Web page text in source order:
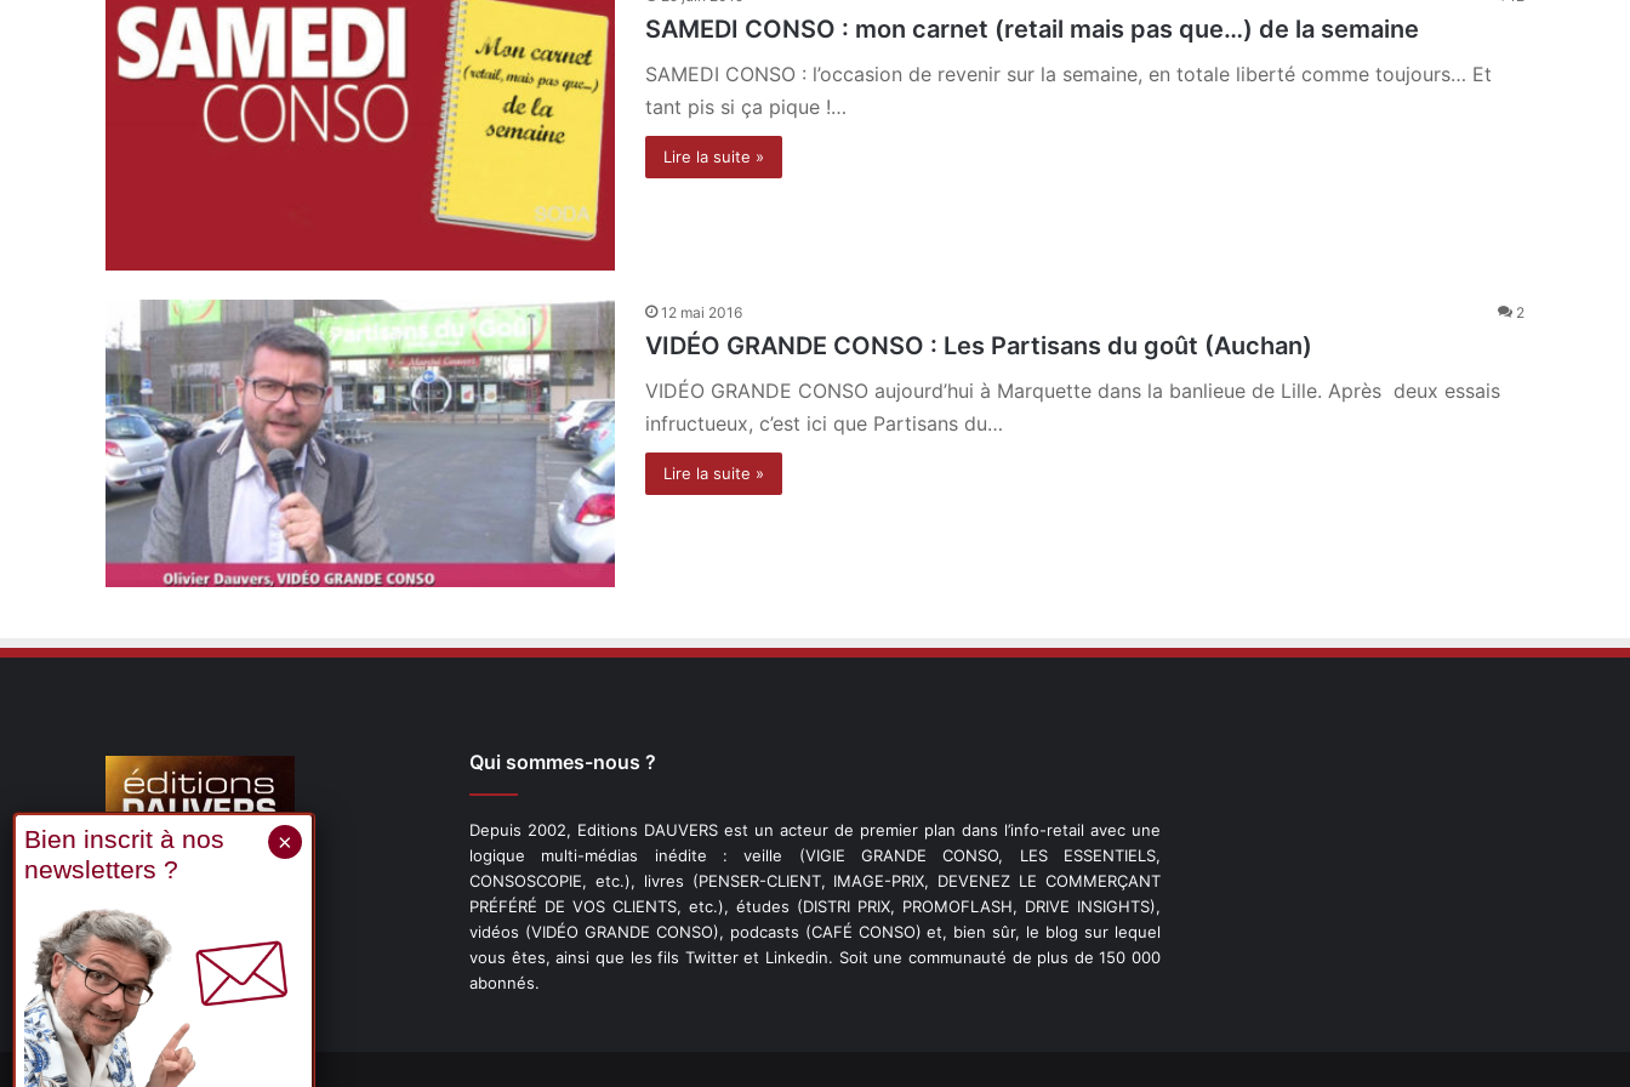
SAMEDI CONSO : mon carnet (retail mais pas que…) de la semaine
SAMEDI CONSO : l’occasion de revenir sur la semaine, en totale liberté comme toujours… Et
tant pis si ça pique !…
Lire la suite »
12 mai 2016 2
VIDÉO GRANDE CONSO : Les Partisans du goût (Auchan)
VIDÉO GRANDE CONSO aujourd’hui à Marquette dans la banlieue de Lille. Après deux essais
infructueux, c’est ici que Partisans du…
Lire la suite »
X LinkedinYouTube
Qui sommes-nous ?
Depuis 2002, Editions DAUVERS est un acteur de premier plan dans l’info-retail avec une
logique multi-médias inédite : veille (VIGIE GRANDE CONSO, LES ESSENTIELS,
CONSOSCOPIE, etc.), livres (PENSER-CLIENT, IMAGE-PRIX, DEVENEZ LE COMMERÇANT
PRÉFÉRÉ DE VOS CLIENTS, etc.), études (DISTRI PRIX, PROMOFLASH, DRIVE INSIGHTS),
vidéos (VIDÉO GRANDE CONSO), podcasts (CAFÉ CONSO) et, bien sûr, le blog sur lequel
vous êtes, ainsi que les fils Twitter et Linkedin. Soit une communauté de plus de 150 000
abonnés.